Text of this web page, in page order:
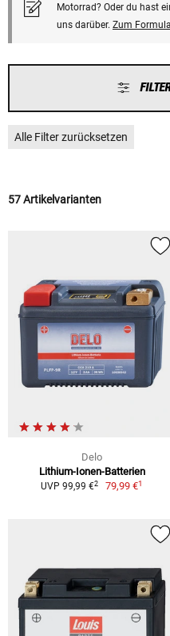
Motorrad? Oder du hast
uns darüber. Zum
Alle Filter zurücksetzen
57 Artikelvarianten
Delo
Lithium-Ionen-Batterien
UVP 99,99 €2 79,99 €1